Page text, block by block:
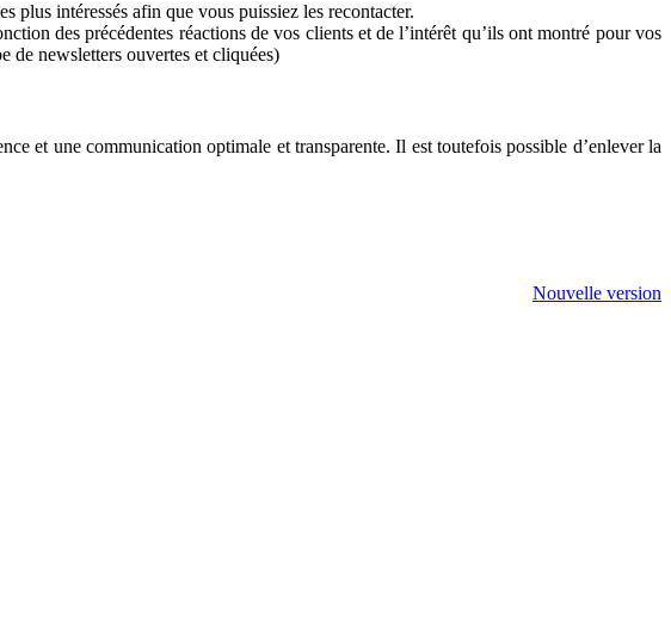
plus intéressés afin que vous puissiez les recontacter.
des précédentes réactions de vos clients et de l’intérêt qu’ils ont montré pour vos
newsletters ouvertes et cliquées)
et une communication optimale et transparente. Il est toutefois possible d’enlever la
Nouvelle version